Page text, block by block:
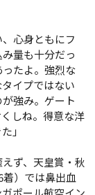
心身ともにフ
量も十分だっ
たよ。強烈な
イプではない
強み。ゲート
しね。得意な洋
」
ず、天皇賞・秋
着）では鼻出血